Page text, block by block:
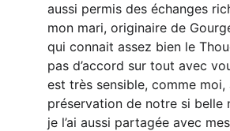
aussi permis des échanges
mon mari, originaire de
qui connait assez bien le
pas d’accord sur tout avec
est très sensible, comme moi,
préservation de notre si belle
je l’ai aussi partagée avec